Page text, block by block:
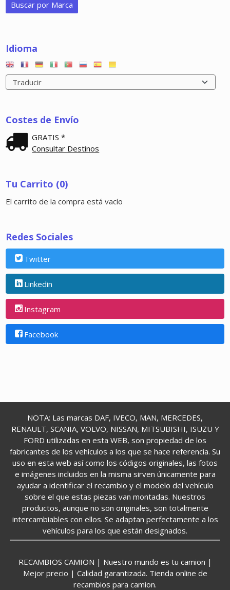
Idioma
Costes de Envío
GRATIS *
Consultar Destinos
Tu Carrito (0)
El carrito de la compra está vacío
Redes Sociales
Twitter
Linkedin
Instagram
Facebook
NOTA: Las marcas DAF, IVECO, MAN, MERCEDES,
RENAULT, SCANIA, VOLVO, NISSAN, MITSUBISHI, ISUZU Y
FORD utilizadas en esta WEB, son propiedad de los
fabricantes de los vehículos a los que se hace referencia. Su
uso en esta web así como los códigos originales, las fotos
e imágenes incluidos en la misma sirven únicamente para
ayudar a identificar el recambio y el modelo del vehículo
sobre el que estas piezas van montadas. Nuestros
productos, aunque no son originales, son totalmente
intercambiables con ellos. Se adaptan perfectamente a los
vehículos para los que están designados.
RECAMBIOS CAMION | Nuestro mundo es tu camion |
Mejor precio | Calidad garantizada. Tienda online de
recambios para camion.